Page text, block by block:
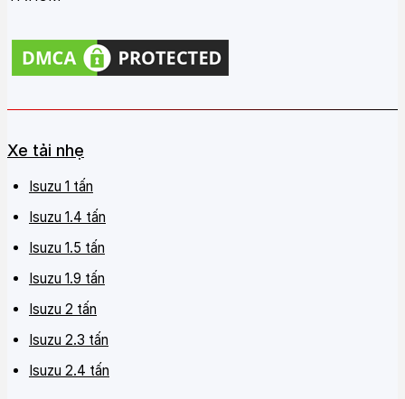
Xe tải nhẹ
Isuzu 1 tấn
Isuzu 1.4 tấn
Isuzu 1.5 tấn
Isuzu 1.9 tấn
Isuzu 2 tấn
Isuzu 2.3 tấn
Isuzu 2.4 tấn